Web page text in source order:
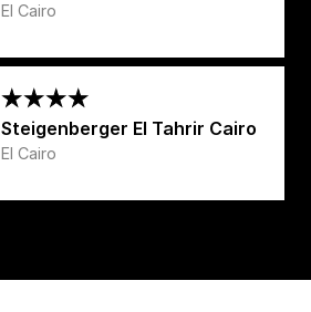
El Cairo
Steigenberger El Tahrir Cairo
El Cairo